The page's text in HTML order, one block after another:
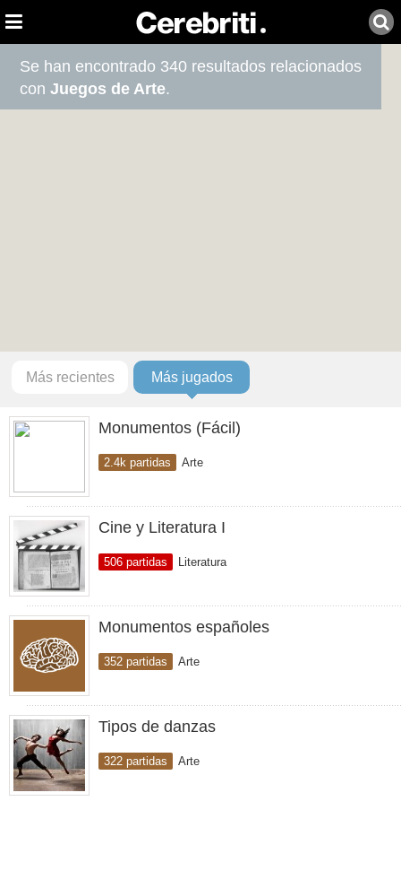
Se han encontrado 340 resultados relacionados
conJuegos de Arte.
Más recientes Más jugados
Monumentos (Fácil)
2.4k partidas Arte
Cine y Literatura I
506 partidas Literatura
Monumentos españoles
352 partidas Arte
Tipos de danzas
322 partidas Arte